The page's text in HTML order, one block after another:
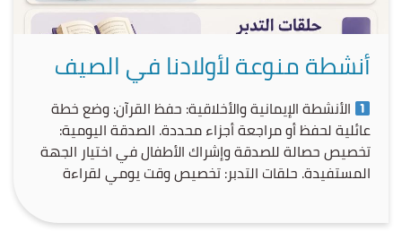
أنشطة منوعة لأولادنا في الصيف
الأنشطة الإيمانية والأخلاقية: حفظ القرآن: وضع خطة
عائلية لحفظ أو مراجعة أجزاء محددة. الصدقة اليومية:
تخصيص حصالة للصدقة وإشراك الأطفال في اختيار الجهة
المستفيدة. حلقات التدبر: تخصيص وقت يومي لقراءة
وتفسير آيات من قصص الأنبياء. صلة الرحم: تنظيم زيارات
أسبوعية للأجداد والأقارب، أو الاتصال بهم.
الأنشطة